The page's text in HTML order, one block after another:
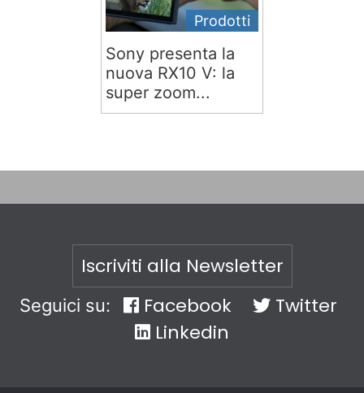
Prodotti
Sony presenta la
nuova RX10 V: la
super zoom...
Iscriviti alla Newsletter
Seguici su: Facebook
Twitter
Linkedin